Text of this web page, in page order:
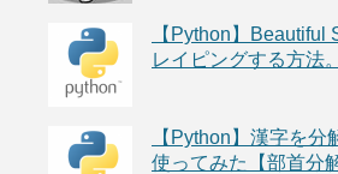
【Python】Beautiful
レイピングする方法。
【Python】漢字を
使ってみた【部首分